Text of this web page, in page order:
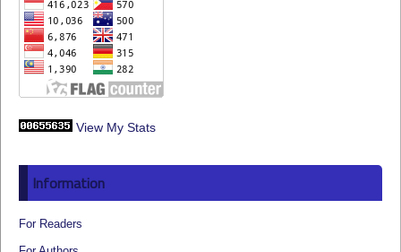
View My Stats
Information
For Readers